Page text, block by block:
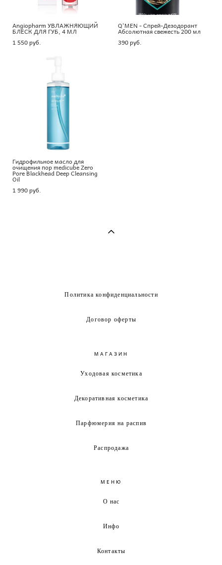
Angiopharm УВЛАЖНЯЮЩИЙ
БЛЕСК ДЛЯ ГУБ, 4 МЛ
1 550 pуб.
Q'MEN - Спрей-Дезодорант
Абсолютная свежесть 200 мл
390 pуб.
Гидрофильное масло для
очищения пор medicube Zero
Pore Blackhead Deep Cleansing
Oil
1 990 pуб.
Политика конфиденциальности
Договор оферты
МАГАЗИН
Уходовая косметика
Декоративная косметика
Парфюмерия на распив
Распродажа
МЕНЮ
О нас
Инфо
Контакты